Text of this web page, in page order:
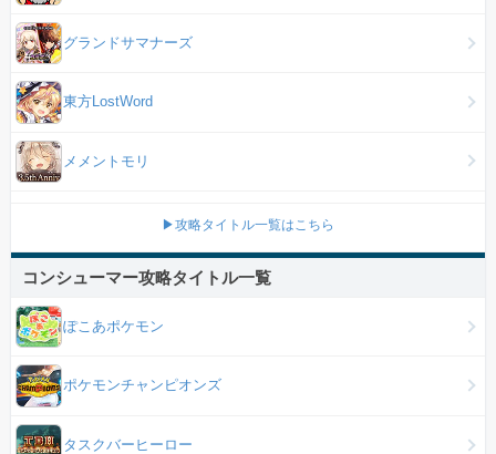
グランドサマナーズ
東方LostWord
メメントモリ
▶攻略タイトル一覧はこちら
コンシューマー攻略タイトル一覧
ぽこあポケモン
ポケモンチャンピオンズ
タスクバーヒーロー